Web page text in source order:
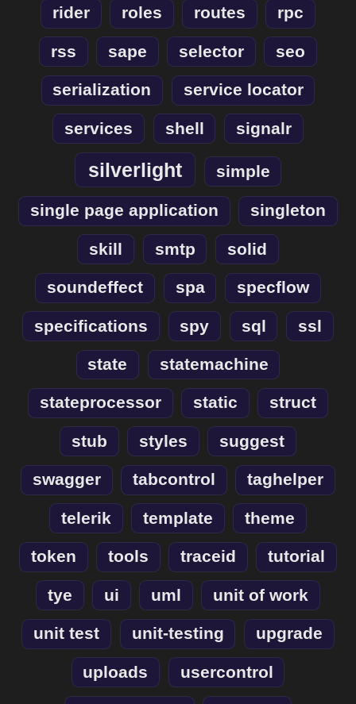
rider roles routes rpc
rss sape selector seo
serialization service locator
services shell signalr
silverlight simple
single page application singleton
skill smtp solid
soundeffect spa specflow
specifications spy sql ssl
state statemachine
stateprocessor static struct
stub styles suggest
swagger tabcontrol taghelper
telerik template theme
token tools traceid tutorial
tye ui uml unit of work
unit test unit-testing upgrade
uploads usercontrol